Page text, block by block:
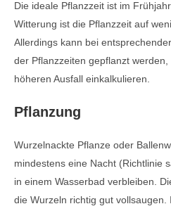
Die ideale Pflanzzeit ist im
Witterung ist die Pflanzzeit auf
Allerdings kann bei
der Pflanzzeiten gepflanzt
höheren Ausfall einkalkulieren.
Pflanzung
Wurzelnackte Pflanze oder
mindestens eine Nacht (Richtlinie
in einem Wasserbad verbleiben.
die Wurzeln richtig gut